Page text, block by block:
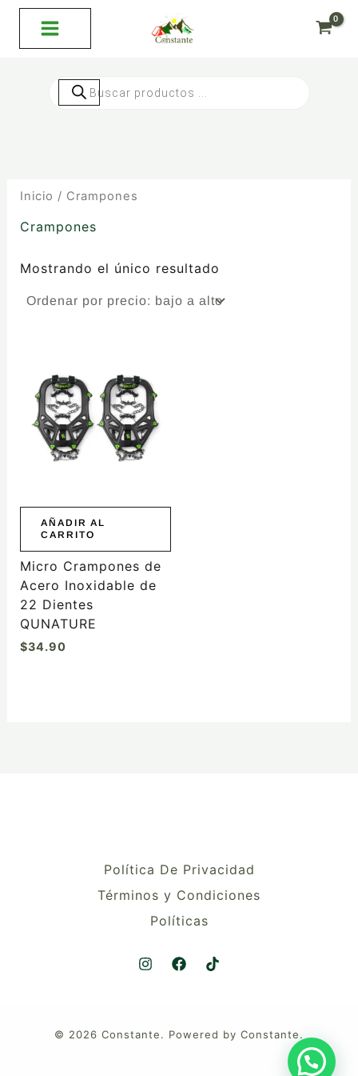
contenido
Búsqueda
productos
Inicio / Crampones
Crampones
Mostrando el único resultado
AÑADIR AL
CARRITO
Micro Crampones de
Acero Inoxidable de
22 Dientes
QUNATURE
$34.90
Política De Privacidad
Términos y Condiciones
Políticas
© 2026 Constante. Powered by Constante.